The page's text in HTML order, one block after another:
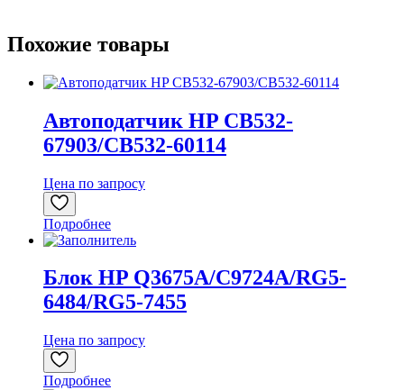
Похожие товары
Автоподатчик HP CB532-
67903/CB532-60114
Цена по запросу
Подробнее
Блок HP Q3675A/C9724A/RG5-
6484/RG5-7455
Цена по запросу
Подробнее